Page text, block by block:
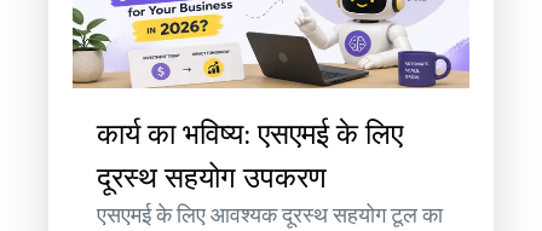
कार्य का भविष्य: एसएमई के लिए
दूरस्थ सहयोग उपकरण
एसएमई के लिए आवश्यक दूरस्थ सहयोग टूल का